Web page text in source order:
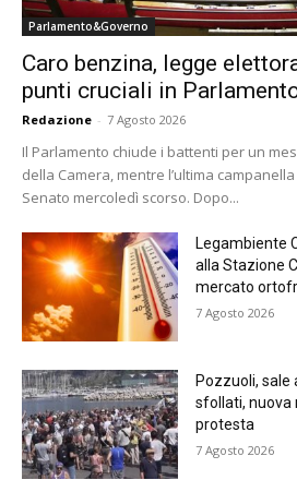
Parlamento&Governo
Caro benzina, legge
punti cruciali in
Redazione - 7 Agosto 2026
Il Parlamento chiude i battenti per un
della Camera, mentre l’ultima
Senato mercoledì scorso. Dopo...
Legambiente
alla Stazione
mercato
7 Agosto 2026
Pozzuoli, sale
sfollati, nuova
protesta
7 Agosto 2026